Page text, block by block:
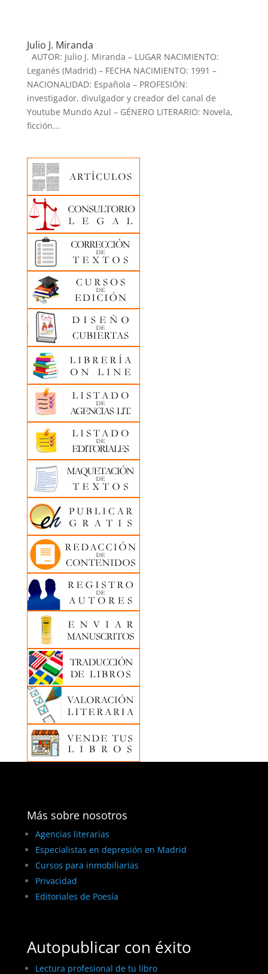
Julio J. Miranda
AUTOR: Julio J. Miranda – LUGAR NACIMIENTO:
Leganés (Madrid) – FECHA NACIMIENTO: 1991 –
NACIONALIDAD: Española – PROFESIÓN:
investigador, divulgador y creador del canal de
Youtube Mundo Azul – GÉNERO LITERARIO: Novela,
ficción...
Más sobre nosotros
Agencias literarias
Especialistas en depresión en Madrid
Cursos para inmobiliarias
Privacidad
Editoriales de Poesía
Autopublicar con éxito
Lectura profesional de tu libro